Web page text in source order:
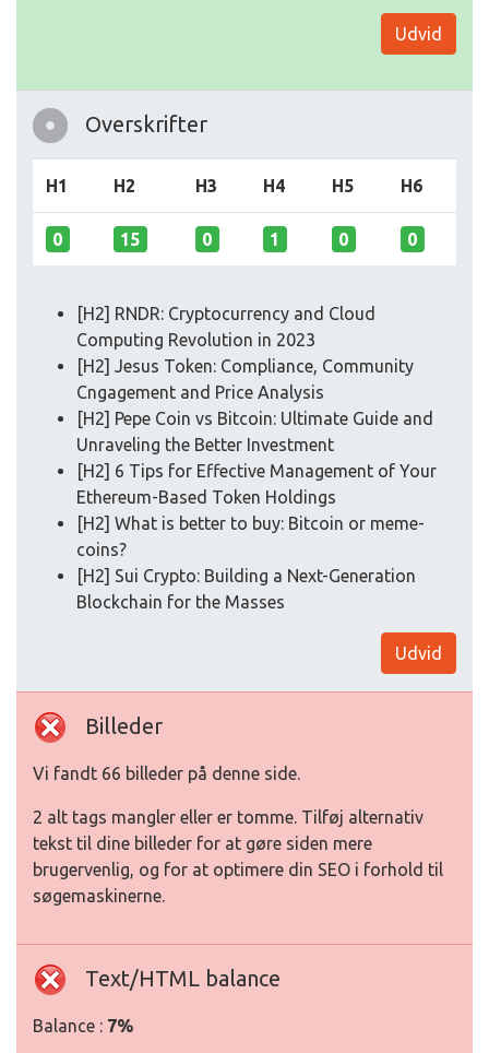
Udvid
Overskrifter
H1 H2 H3 H4 H5 H6
0 15 0 1 0 0
[H2] RNDR: Cryptocurrency and Cloud
Computing Revolution in 2023
[H2] Jesus Token: Compliance, Community
Cngagement and Price Analysis
[H2] Pepe Coin vs Bitcoin: Ultimate Guide and
Unraveling the Better Investment
[H2] 6 Tips for Effective Management of Your
Ethereum-Based Token Holdings
[H2] What is better to buy: Bitcoin or meme-
coins?
[H2] Sui Crypto: Building a Next-Generation
Blockchain for the Masses
Udvid
Billeder
Vi fandt 66 billeder på denne side.
2 alt tags mangler eller er tomme. Tilføj alternativ
tekst til dine billeder for at gøre siden mere
brugervenlig, og for at optimere din SEO i forhold til
søgemaskinerne.
Text/HTML balance
Balance : 7%